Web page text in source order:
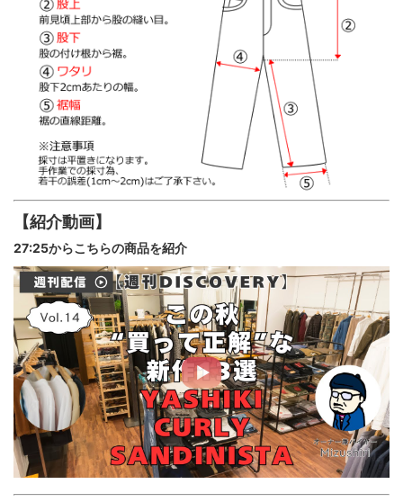
【紹介動画】
27:25からこちらの商品を紹介